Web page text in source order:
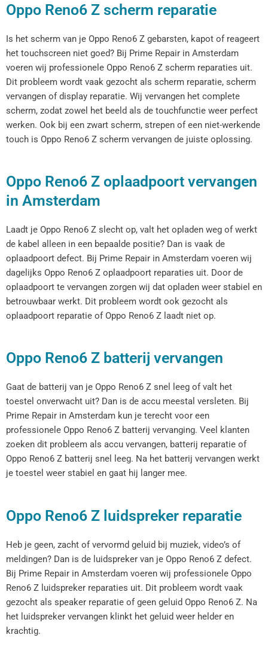
Oppo Reno6 Z scherm reparatie
Is het scherm van je Oppo Reno6 Z gebarsten, kapot of reageert
het touchscreen niet goed? Bij Prime Repair in Amsterdam
voeren wij professionele Oppo Reno6 Z scherm reparaties uit.
Dit probleem wordt vaak gezocht als scherm reparatie, scherm
vervangen of display reparatie. Wij vervangen het complete
scherm, zodat zowel het beeld als de touchfunctie weer perfect
werken. Ook bij een zwart scherm, strepen of een niet-werkende
touch is Oppo Reno6 Z scherm vervangen de juiste oplossing.
Oppo Reno6 Z oplaadpoort vervangen
in Amsterdam
Laadt je Oppo Reno6 Z slecht op, valt het opladen weg of werkt
de kabel alleen in een bepaalde positie? Dan is vaak de
oplaadpoort defect. Bij Prime Repair in Amsterdam voeren wij
dagelijks Oppo Reno6 Z oplaadpoort reparaties uit. Door de
oplaadpoort te vervangen zorgen wij dat opladen weer stabiel en
betrouwbaar werkt. Dit probleem wordt ook gezocht als
oplaadpoort reparatie of Oppo Reno6 Z laadt niet op.
Oppo Reno6 Z batterij vervangen
Gaat de batterij van je Oppo Reno6 Z snel leeg of valt het
toestel onverwacht uit? Dan is de accu meestal versleten. Bij
Prime Repair in Amsterdam kun je terecht voor een
professionele Oppo Reno6 Z batterij vervanging. Veel klanten
zoeken dit probleem als accu vervangen, batterij reparatie of
Oppo Reno6 Z batterij snel leeg. Na het batterij vervangen werkt
je toestel weer stabiel en gaat hij langer mee.
Oppo Reno6 Z luidspreker reparatie
Heb je geen, zacht of vervormd geluid bij muziek, video’s of
meldingen? Dan is de luidspreker van je Oppo Reno6 Z defect.
Bij Prime Repair in Amsterdam voeren wij professionele Oppo
Reno6 Z luidspreker reparaties uit. Dit probleem wordt vaak
gezocht als speaker reparatie of geen geluid Oppo Reno6 Z. Na
het luidspreker vervangen klinkt het geluid weer helder en
krachtig.